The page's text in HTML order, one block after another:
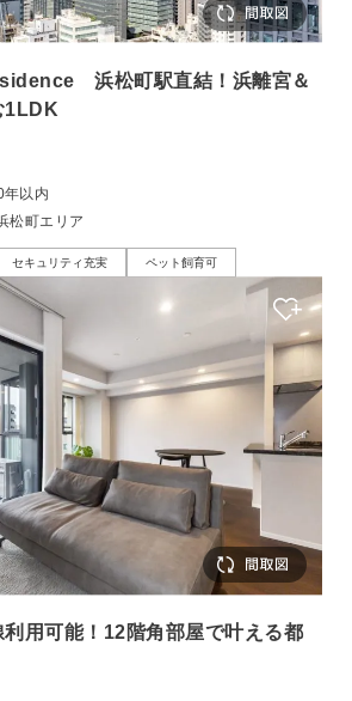
浜松町駅直結！浜離宮＆
1LDK
年以内
松町エリア
セキュリティ充実 ペット飼育可
用可能！12階角部屋で叶える都